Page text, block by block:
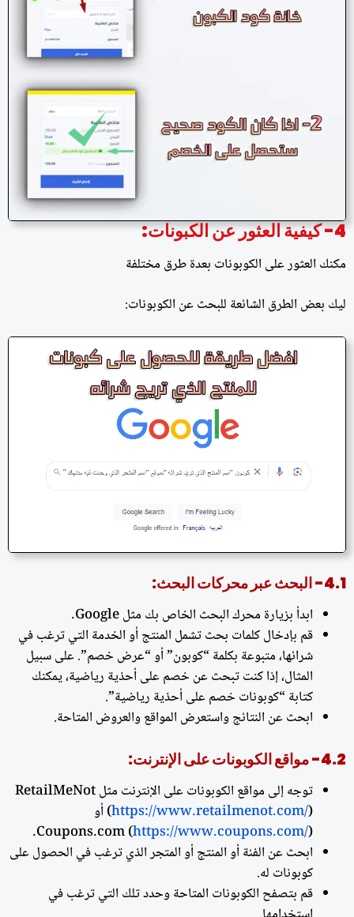
4- كيفية العثور عن الكبونات:
مكنك العثور على الكوبونات بعدة طرق مختلفة
ليك بعض الطرق الشائعة للبحث عن الكوبونات:
4.1- البحث عبر محركات البحث:
ابدأ بزيارة محرك البحث الخاص بك مثل Google.
قم بإدخال كلمات بحث تشمل المنتج أو الخدمة التي ترغب في
شرائها، متبوعة بكلمة “كوبون” أو “عرض خصم”. على سبيل
المثال، إذا كنت تبحث عن خصم على أحذية رياضية، يمكنك
كتابة “كوبونات خصم على أحذية رياضية”.
ابحث عن النتائج واستعرض المواقع والعروض المتاحة.
4.2- مواقع الكوبونات على الإنترنت:
توجه إلى مواقع الكوبونات على الإنترنت مثل RetailMeNot
(https://www.retailmenot.com/ ) أو
Coupons.com (https://www.coupons.com/).
ابحث عن الفئة أو المنتج أو المتجر الذي ترغب في الحصول على
كوبونات له.
قم بتصفح الكوبونات المتاحة وحدد تلك التي ترغب في